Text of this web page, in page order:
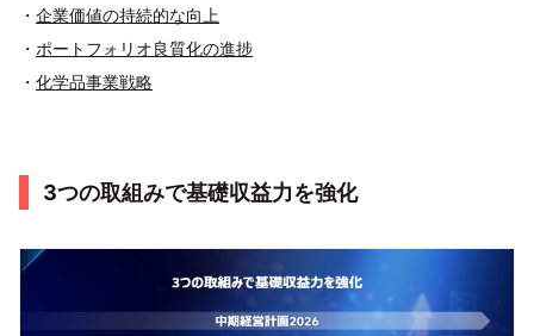
・ 企業価値の持続的な向上
・ ポートフォリオ良質化の進捗
・ 化学品事業戦略
3つの取組みで基礎収益力を強化